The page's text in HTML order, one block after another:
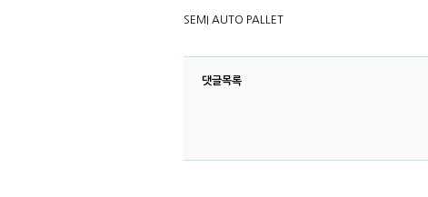
SEMI AUTO PALLET
댓글목록